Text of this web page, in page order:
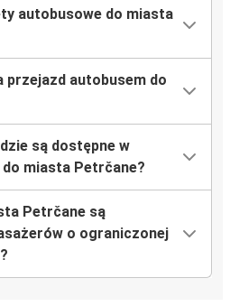
autobusowe do miasta
przejazd autobusem do
są dostępne w
miasta Petrčane?
Petrčane są
o ograniczonej